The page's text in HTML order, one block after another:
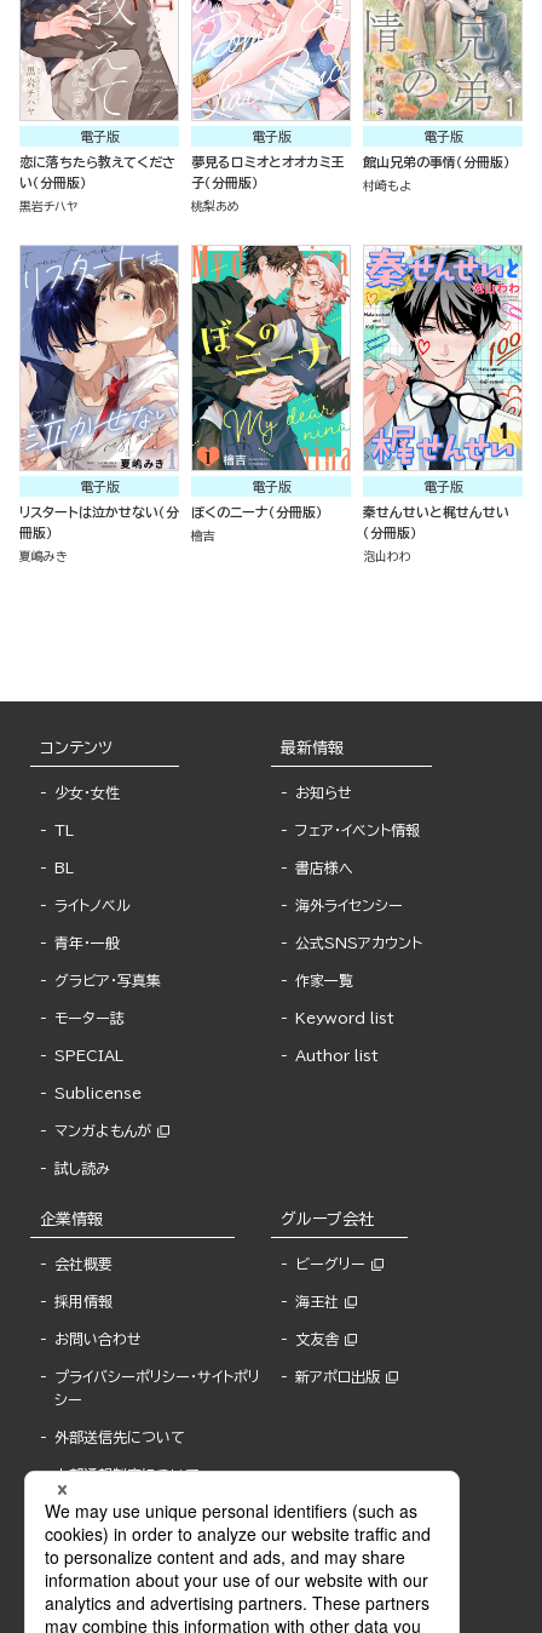
電子版
恋に落ちたら教えてくださ
い（分冊版）
黒岩チハヤ
電子版
夢見るロミオとオオカミ王
子（分冊版）
桃梨あめ
電子版
館山兄弟の事情（分冊版）
村崎もよ
電子版
リスタートは泣かせない（分
冊版）
夏嶋みき
電子版
ぼくのニーナ（分冊版）
檜吉
電子版
秦せんせいと梶せんせい
（分冊版）
泡山わわ
コンテンツ
少女・女性
TL
BL
ライトノベル
青年・一般
グラビア・写真集
モーター誌
SPECIAL
Sublicense
マンガよもんが
試し読み
最新情報
お知らせ
フェア・イベント情報
書店様へ
海外ライセンシー
公式SNSアカウント
作家一覧
Keyword list
Author list
企業情報
会社概要
採用情報
お問い合わせ
プライバシーポリシー・サイトポリ
シー
外部送信先について
内部通報制度について
グループ会社
ビーグリー
海王社
文友舎
新アポロ出版